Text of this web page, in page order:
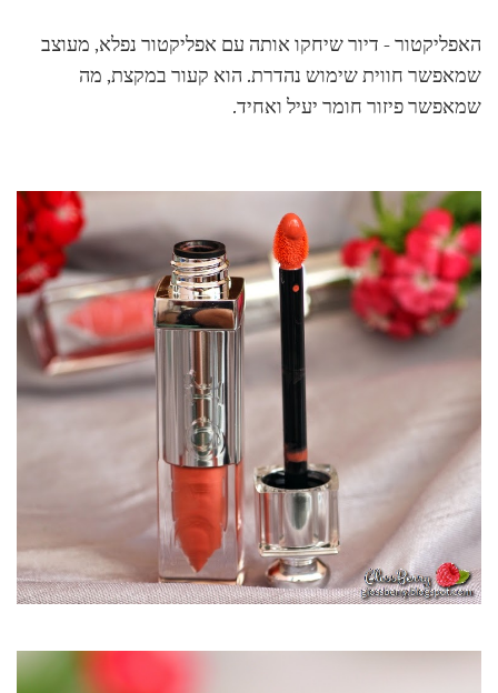
האפליקטור - דיור שיחקו אותה עם אפליקטור נפלא, מעוצב
שמאפשר חווית שימוש נהדרת. הוא קעור במקצת, מה
שמאפשר פיזור חומר יעיל ואחיד.